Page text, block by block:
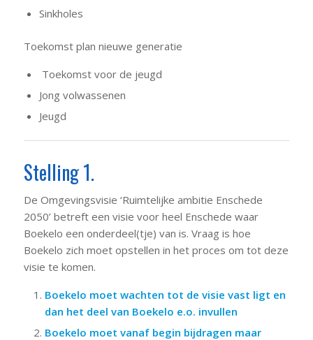
Sinkholes
Toekomst plan nieuwe generatie
Toekomst voor de jeugd
Jong volwassenen
Jeugd
Stelling 1.
De Omgevingsvisie ‘Ruimtelijke ambitie Enschede
2050’ betreft een visie voor heel Enschede waar
Boekelo een onderdeel(tje) van is. Vraag is hoe
Boekelo zich moet opstellen in het proces om tot deze
visie te komen.
Boekelo moet wachten tot de visie vast ligt en
dan het deel van Boekelo e.o. invullen
Boekelo moet vanaf begin bijdragen maar